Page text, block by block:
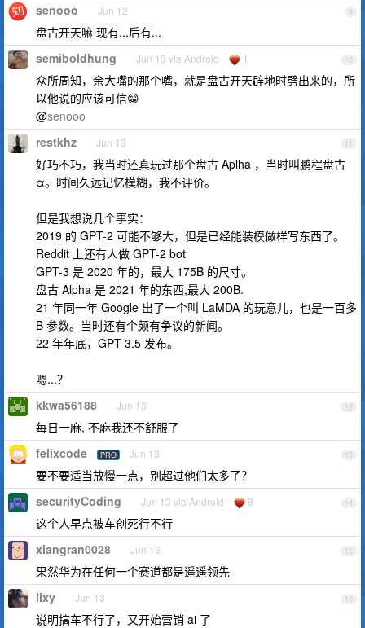
9
senooo Jun 12
盘古开天嘛 现有...后有...
10
semiboldhung Jun 13 via Android 1
众所周知，余大嘴的那个嘴，就是盘古开天辟地时劈出来的，所
以他说的应该可信😁
@senooo
11
restkhz Jun 13
好巧不巧，我当时还真玩过那个盘古 Aplha ，当时叫鹏程盘古
α。时间久远记忆模糊，我不评价。
但是我想说几个事实：
2019 的 GPT-2 可能不够大，但是已经能装模做样写东西了。
Reddit 上还有人做 GPT-2 bot
GPT-3 是 2020 年的，最大 175B 的尺寸。
盘古 Alpha 是 2021 年的东西,最大 200B.
21 年同一年 Google 出了一个叫 LaMDA 的玩意儿，也是一百多
B 参数。当时还有个颇有争议的新闻。
22 年年底，GPT-3.5 发布。
嗯...？
12
kkwa56188 Jun 13
每日一麻, 不麻我还不舒服了
13
felixcode PRO Jun 13
要不要适当放慢一点，别超过他们太多了？
14
securityCoding Jun 13 via Android 8
这个人早点被车创死行不行
15
xiangran0028 Jun 13
果然华为在任何一个赛道都是遥遥领先
16
iixy Jun 13
说明搞车不行了，又开始营销 ai 了